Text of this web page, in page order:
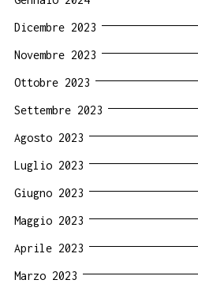
Dicembre 2023
Novembre 2023
Ottobre 2023
Settembre 2023
Agosto 2023
Luglio 2023
Giugno 2023
Maggio 2023
Aprile 2023
Marzo 2023